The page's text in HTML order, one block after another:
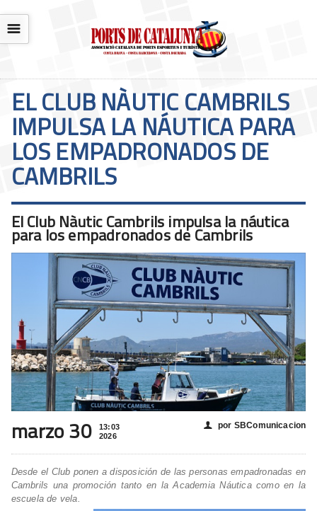
☰
EL CLUB NÀUTIC CAMBRILS
IMPULSA LA NÁUTICA PARA
LOS EMPADRONADOS DE
CAMBRILS
El Club Nàutic Cambrils impulsa la náutica
para los empadronados de Cambrils
marzo 30
13:03
2026
👤 por SBComunicacion
Desde el Club ponen a disposición de las personas empadronadas en
Cambrils una promoción tanto en la Academia Náutica como en la
escuela de vela.